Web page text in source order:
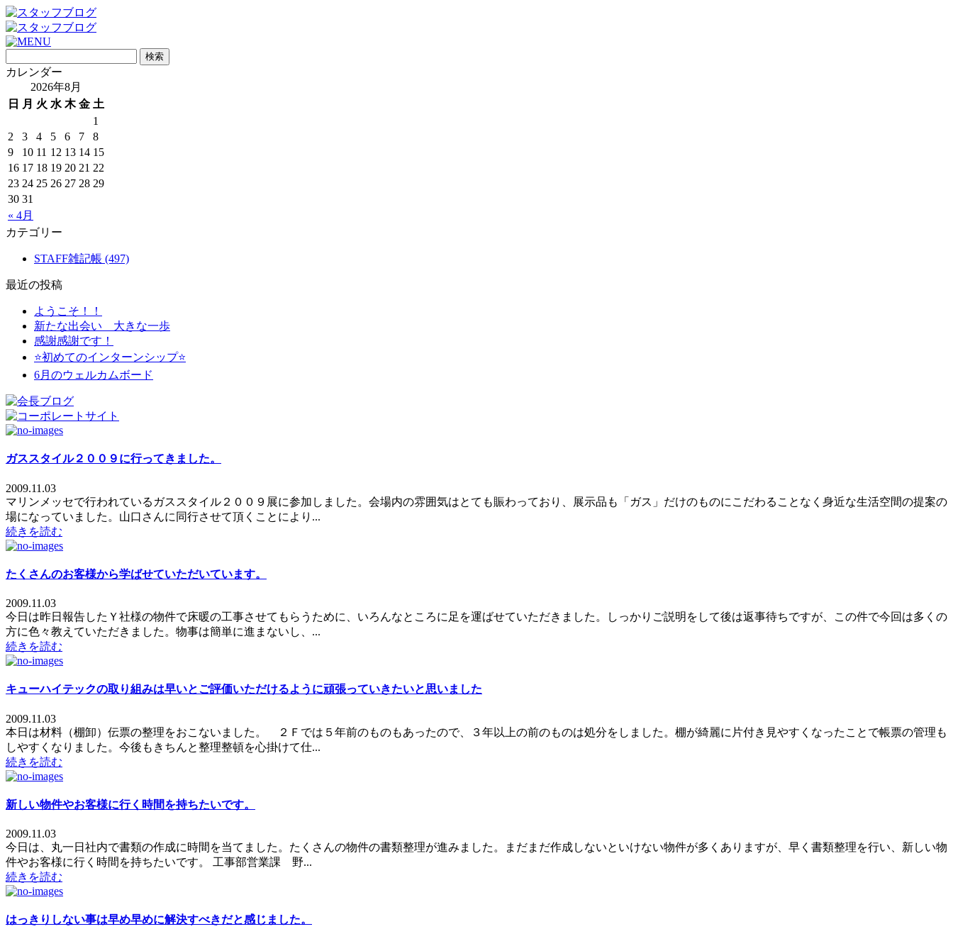
カレンダー
2026年8月
日
月 火 水 木 金 土
« 4月
1
2
3 4 5 6 7
8
9
10 11 12 13 14 15
16 17 18 19 20 21 22
23 24 25 26 27 28 29
30 31
カテゴリー
STAFF雑記帳 (497)
最近の投稿
ようこそ！！
新たな出会い 大きな一歩
感謝感謝です！
⭐初めてのインターンシップ⭐
6月のウェルカムボード
ガススタイル２００９に行ってきました。
2009.11.03
マリンメッセで行われているガススタイル２００９展に参加しました。会場内の雰囲気はとても賑わっており、展示品も「ガス」だけのものにこだわることなく身近な生活空間の提案の
場になっていました。山口さんに同行させて頂くことにより...
続きを読む
たくさんのお客様から学ばせていただいています。
2009.11.03
今日は昨日報告したＹ社様の物件で床暖の工事させてもらうために、いろんなところに足を運ばせていただきました。しっかりご説明をして後は返事待ちですが、この件で今回は多くの
方に色々教えていただきました。物事は簡単に進まないし、...
続きを読む
キューハイテックの取り組みは早いとご評価いただけるように頑張っていきたいと思いました
2009.11.03
本日は材料（棚卸）伝票の整理をおこないました。 ２Ｆでは５年前のものもあったので、３年以上の前のものは処分をしました。棚が綺麗に片付き見やすくなったことで帳票の管理も
しやすくなりました。今後もきちんと整理整頓を心掛けて仕...
続きを読む
新しい物件やお客様に行く時間を持ちたいです。
2009.11.03
今日は、丸一日社内で書類の作成に時間を当てました。たくさんの物件の書類整理が進みました。まだまだ作成しないといけない物件が多くありますが、早く書類整理を行い、新しい物
件やお客様に行く時間を持ちたいです。 工事部営業課 野...
続きを読む
はっきりしない事は早め早めに解決すべきだと感じました。